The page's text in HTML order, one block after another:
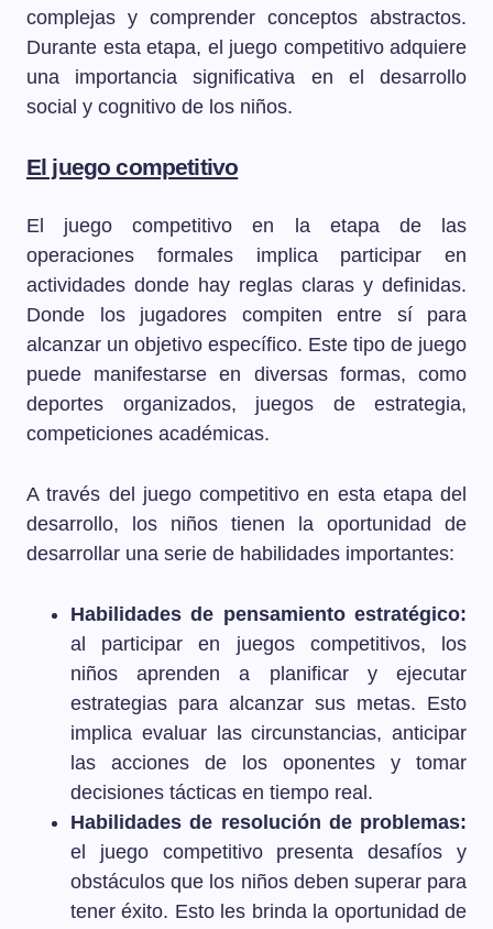
complejas y comprender conceptos abstractos.
Durante esta etapa, el juego competitivo adquiere
una importancia significativa en el desarrollo
social y cognitivo de los niños.
El juego competitivo
El juego competitivo en la etapa de las
operaciones formales implica participar en
actividades donde hay reglas claras y definidas.
Donde los jugadores compiten entre sí para
alcanzar un objetivo específico. Este tipo de juego
puede manifestarse en diversas formas, como
deportes organizados, juegos de estrategia,
competiciones académicas.
A través del juego competitivo en esta etapa del
desarrollo, los niños tienen la oportunidad de
desarrollar una serie de habilidades importantes:
Habilidades de pensamiento estratégico:
al participar en juegos competitivos, los
niños aprenden a planificar y ejecutar
estrategias para alcanzar sus metas. Esto
implica evaluar las circunstancias, anticipar
las acciones de los oponentes y tomar
decisiones tácticas en tiempo real.
Habilidades de resolución de problemas:
el juego competitivo presenta desafíos y
obstáculos que los niños deben superar para
tener éxito. Esto les brinda la oportunidad de